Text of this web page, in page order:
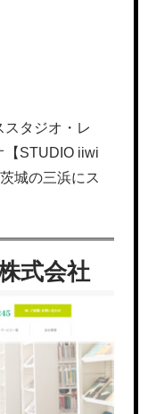
タジオ・レ
【STUDIO iiwi
城の三浜にス
式会社